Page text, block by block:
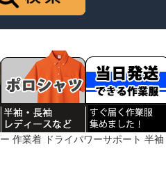
作業着 ドライパワーサポート 半袖